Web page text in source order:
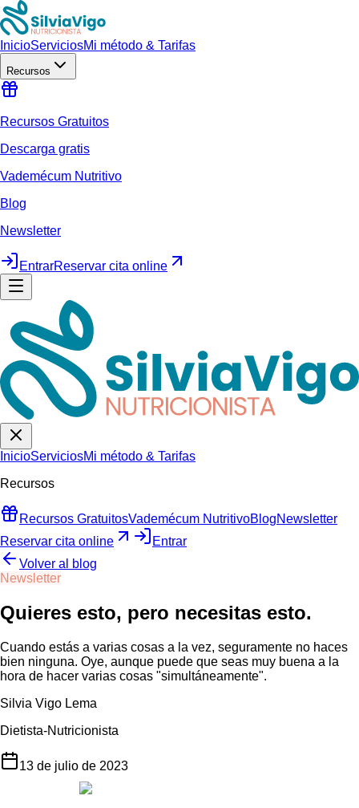
InicioServiciosMi método & Tarifas
Recursos
Recursos Gratuitos
Descarga gratis
Vademécum Nutritivo
Blog
Newsletter
EntrarReservar cita online
InicioServiciosMi método & Tarifas
Recursos
Recursos GratuitosVademécum NutritivoBlogNewsletter
Reservar cita online
Entrar
Volver al blog
Newsletter
Quieres esto, pero necesitas esto.
Cuando estás a varias cosas a la vez, seguramente no haces
bien ninguna. Oye, aunque puede que seas muy buena a la
hora de hacer varias cosas "simultáneamente".
Silvia Vigo Lema
Dietista-Nutricionista
13 de julio de 2023